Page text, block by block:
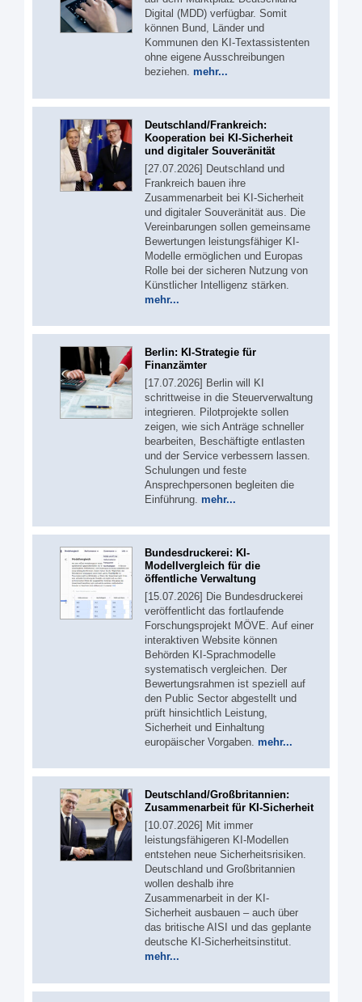
Digital (MDD) verfügbar. Somit
können Bund, Länder und
Kommunen den KI-Textassistenten
ohne eigene Ausschreibungen
beziehen. mehr...
Deutschland/Frankreich:
Kooperation bei KI-Sicherheit
und digitaler Souveränität
[27.07.2026] Deutschland und
Frankreich bauen ihre
Zusammenarbeit bei KI-Sicherheit
und digitaler Souveränität aus. Die
Vereinbarungen sollen gemeinsame
Bewertungen leistungsfähiger KI-
Modelle ermöglichen und Europas
Rolle bei der sicheren Nutzung von
Künstlicher Intelligenz stärken.
mehr...
Berlin: KI-Strategie für
Finanzämter
[17.07.2026] Berlin will KI
schrittweise in die Steuerverwaltung
integrieren. Pilotprojekte sollen
zeigen, wie sich Anträge schneller
bearbeiten, Beschäftigte entlasten
und der Service verbessern lassen.
Schulungen und feste
Ansprechpersonen begleiten die
Einführung. mehr...
Bundesdruckerei: KI-
Modellvergleich für die
öffentliche Verwaltung
[15.07.2026] Die Bundesdruckerei
veröffentlicht das fortlaufende
Forschungsprojekt MÖVE. Auf einer
interaktiven Website können
Behörden KI-Sprachmodelle
systematisch vergleichen. Der
Bewertungsrahmen ist speziell auf
den Public Sector abgestellt und
prüft hinsichtlich Leistung,
Sicherheit und Einhaltung
europäischer Vorgaben. mehr...
Deutschland/Großbritannien:
Zusammenarbeit für KI-Sicherheit
[10.07.2026] Mit immer
leistungsfähigeren KI-Modellen
entstehen neue Sicherheitsrisiken.
Deutschland und Großbritannien
wollen deshalb ihre
Zusammenarbeit in der KI-
Sicherheit ausbauen – auch über
das britische AISI und das geplante
deutsche KI-Sicherheitsinstitut.
mehr...